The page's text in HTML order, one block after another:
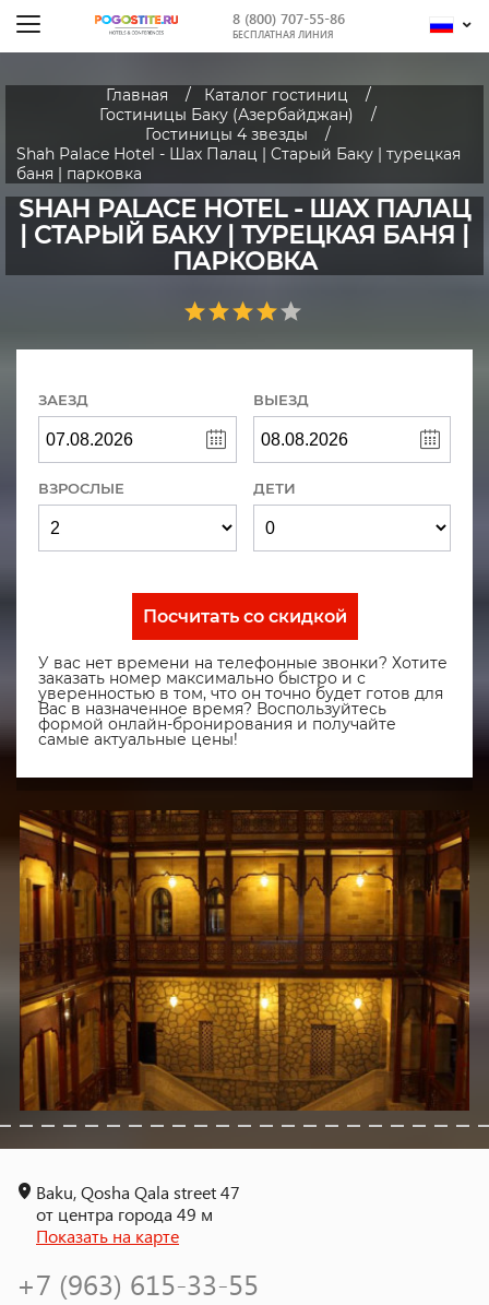
8 (800) 707-55-86
БЕСПЛАТНАЯ ЛИНИЯ
Главная
Каталог гостиниц
Гостиницы Баку (Азербайджан)
Гостиницы 4 звезды
Shah Palace Hotel - Шах Палац | Cтарый Баку | турецкая
баня | парковка
SHAH PALACE HOTEL - ШАХ ПАЛАЦ
| CТАРЫЙ БАКУ | ТУРЕЦКАЯ БАНЯ |
ПАРКОВКА
ЗАЕЗД ВЫЕЗД
ВЗРОСЛЫЕ ДЕТИ
Посчитать со скидкой
У вас нет времени на телефонные звонки? Хотите
заказать номер максимально быстро и с
уверенностью в том, что он точно будет готов для
Вас в назначенное время? Воспользуйтесь
формой онлайн-бронирования и получайте
самые актуальные цены!
Baku, Qosha Qala street 47
от центра города 49 м
Показать на карте
+7 (963) 615-33-55